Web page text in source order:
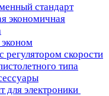
стандарт
экономичная
скорости
типа
для электроники